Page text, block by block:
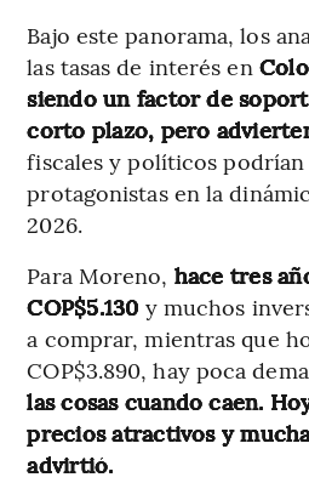
Bajo este panorama, los
las tasas de interés en
siendo un factor de
corto plazo, pero
fiscales y políticos podrían
protagonistas en la
2026.
Para Moreno, hace tres
COP$5.130 y muchos
a comprar, mientras que
COP$3.890, hay poca
las cosas cuando caen.
precios atractivos y
advirtió.